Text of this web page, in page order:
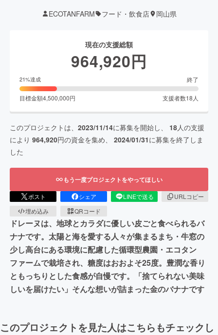
ECOTANFARM フード・飲食店 岡山県
現在の支援総額
964,920円
21%達成 終了
目標金額4,500,000円 支援者数18 人
このプロジェクトは、 2023/11/14に募集を開始し、 18人の支援
により 964,920円の資金を集め、 2024/01/31に募集を終了しま
した
もう一度プロジェクトをやってほしい
ポスト シェア LINEで送る
URLコピー
埋め込み
QRコード
ドレーヌは、地球とカラダに優しい皮ごと食べられるバ
ナナです。太陽と海を愛する人々が集まるまち・牛窓の
少し高台にある環境に配慮した循環型農園・エコタン
ファームで栽培され、糖度はおおよそ25度。豊潤な香り
ともっちりとした食感が自慢です。「捨てられない美味
しいを届けたい」そんな想いが詰まった金のバナナです
このプロジェクトを見た人はこちらもチェックし